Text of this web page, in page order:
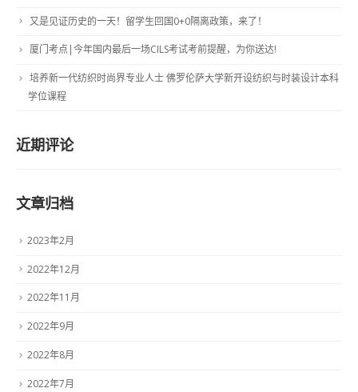
又是见证历史的一天！留学生回国0+0隔离政策，来了！
厦门考点|今年国内最后一场CILS考试考前提醒，为你送达!
培养新一代纺织时尚界专业人士 佛罗伦萨大学新开设纺织与时装设计本科
学位课程
近期评论
文章归档
2023年2月
2022年12月
2022年11月
2022年9月
2022年8月
2022年7月